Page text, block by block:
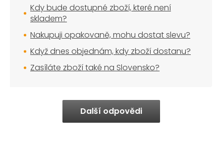
Kdy bude dostupné zboží, které není
skladem?
Nakupuji opakovaně, mohu dostat slevu?
Když dnes objednám, kdy zboží dostanu?
Zasíláte zboží také na Slovensko?
Další odpovědi